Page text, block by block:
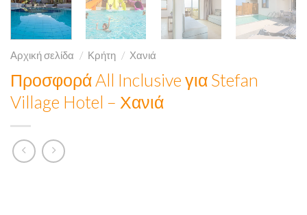
Αρχική σελίδα / Κρήτη / Χανιά
Προσφορά All Inclusive για Stefan
Village Hotel – Χανιά